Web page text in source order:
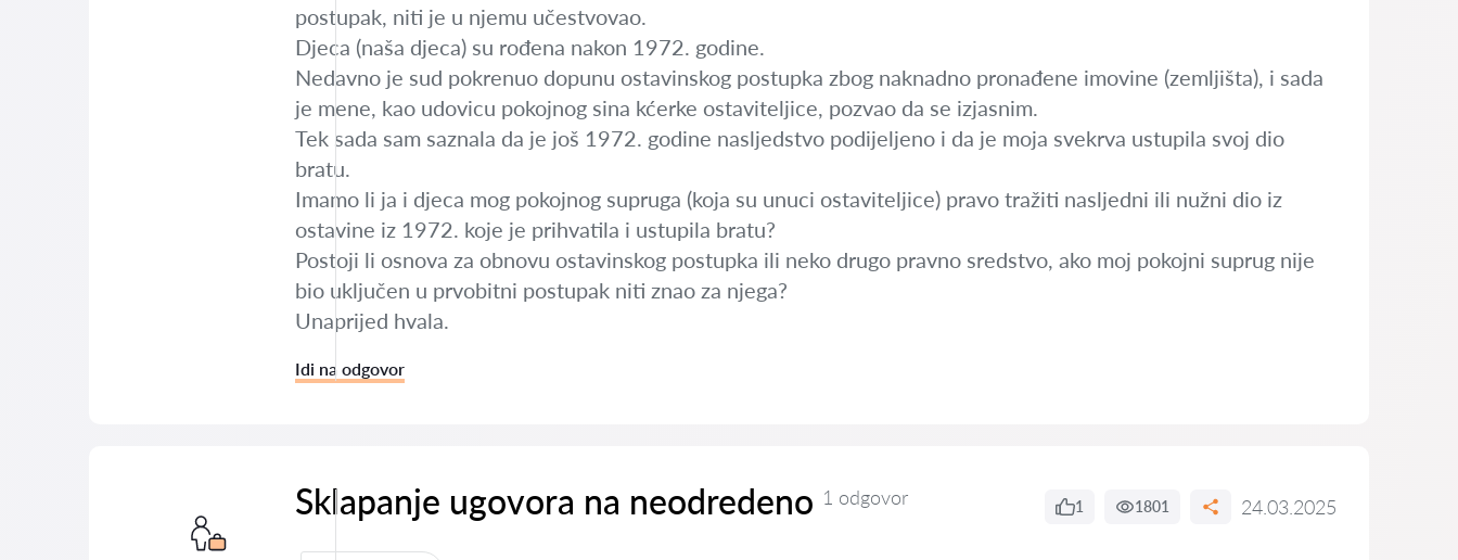
postupak, niti je u njemu učestvovao.
Djeca (naša djeca) su rođena nakon 1972. godine.
Nedavno je sud pokrenuo dopunu ostavinskog postupka zbog naknadno pronađene imovine (zemljišta), i sada
je mene, kao udovicu pokojnog sina kćerke ostaviteljice, pozvao da se izjasnim.
Tek sada sam saznala da je još 1972. godine nasljedstvo podijeljeno i da je moja svekrva ustupila svoj dio
bratu.
Imamo li ja i djeca mog pokojnog supruga (koja su unuci ostaviteljice) pravo tražiti nasljedni ili nužni dio iz
ostavine iz 1972. koje je prihvatila i ustupila bratu?
Postoji li osnova za obnovu ostavinskog postupka ili neko drugo pravno sredstvo, ako moj pokojni suprug nije
bio uključen u prvobitni postupak niti znao za njega?
Unaprijed hvala.
Idi na odgovor
Sklapanje ugovora na neodredeno 1 odgovor 1 1801 24.03.2025